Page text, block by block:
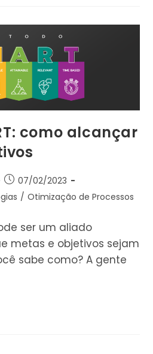
como alcançar
Post
publicado:
07/02/2023
/ Otimização de Processos
ser um aliado
metas e objetivos sejam
sabe como? A gente